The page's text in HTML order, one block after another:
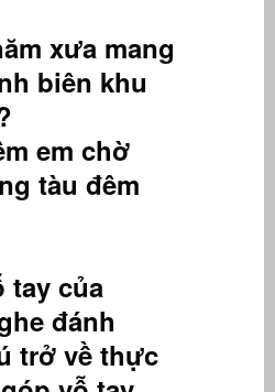
xưa mang
biên khu
em chờ
tàu đêm
tay của
đánh
trở về thực